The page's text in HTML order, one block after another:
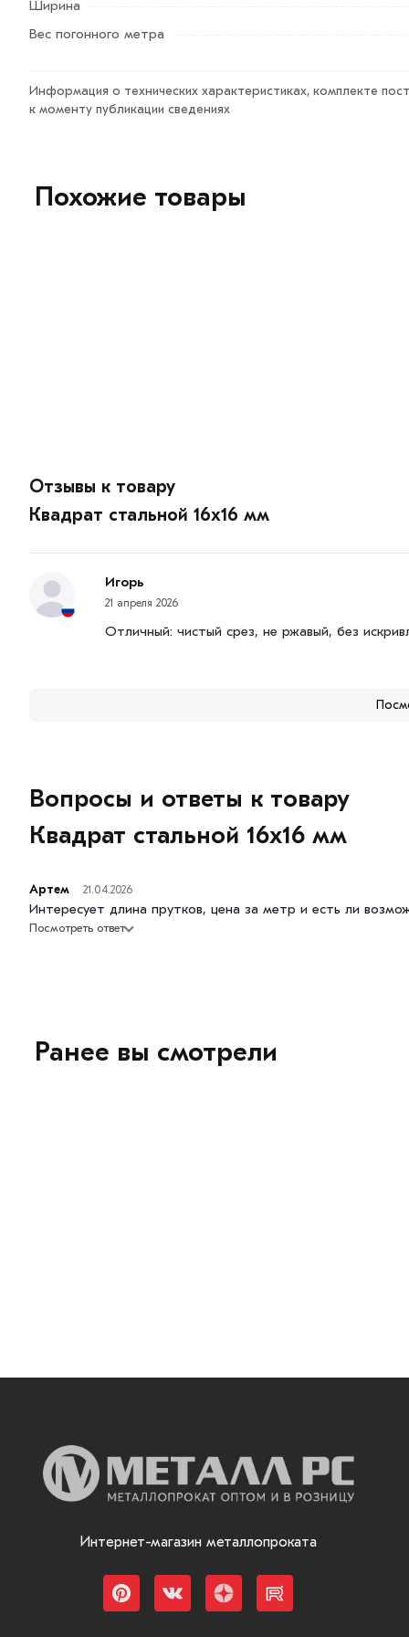
Возврат купленного товарa в течение 7 дней (наличие
Ширина
Вес погонного метра
Информация о технических характеристиках, комплекте
к моменту публикации сведениях
Похожие товары
Отзывы к товару
Квадрат стальной 16х16 мм
Игорь
21 апреля 2026
Отличный: чистый срез, не ржавый, без
Вопросы и ответы к товару
Квадрат стальной 16х16 мм
Артем 21.04.2026
Интересует длина прутков, цена за метр и есть ли
Посмотреть ответ
Ранее вы смотрели
Интернет-магазин металлопроката